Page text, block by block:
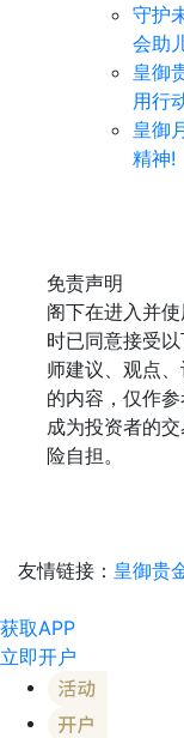
守护
会助
皇御
用行
皇御
精神!
免责声明
阁下在进入并
时已同意接受
师建议、观点
的内容，仅作
成为投资者的
险自担。
友情链接： 皇御贵
获取APP
立即开户